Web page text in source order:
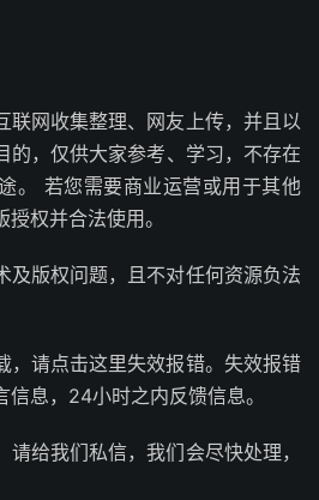
联网收集整理、网友上传，并且以
的，仅供大家参考、学习，不存在
。 若您需要商业运营或用于其他
权并合法使用。
及版权问题，且不对任何资源负法
，请点击这里失效报错。失效报错
息，24小时之内反馈信息。
给我们私信，我们会尽快处理，